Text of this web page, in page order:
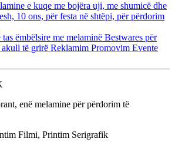
e kuqe me bojëra uji, me shumicë dhe
10 ons, për festa në shtëpi, për përdorim
tas ëmbëlsire me melaminë Bestwares për
të grirë Reklamim Promovim Evente
enë melamine për përdorim të
Filmi, Printim Serigrafik